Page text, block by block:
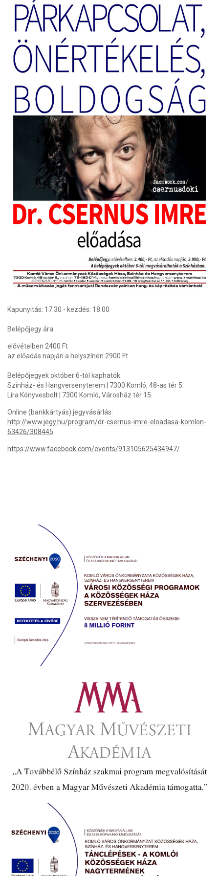
Kapunyitás: 17.30 - kezdés: 18.00
Belépőjegy ára:
elővételben 2400 Ft
az előadás napján a helyszínen 2900 Ft
Belépőjegyek október 6-tól kaphatók:
Színház- és Hangversenyterem | 7300 Komló, 48-as tér 5.
Líra Könyvesbolt | 7300 Komló, Városház tér 15.
Online (bankkártyás) jegyvásárlás:
http://www.jegy.hu/program/dr-csernus-imre-eloadasa-komlon-
63426/308445
https://www.facebook.com/events/913105625434947/